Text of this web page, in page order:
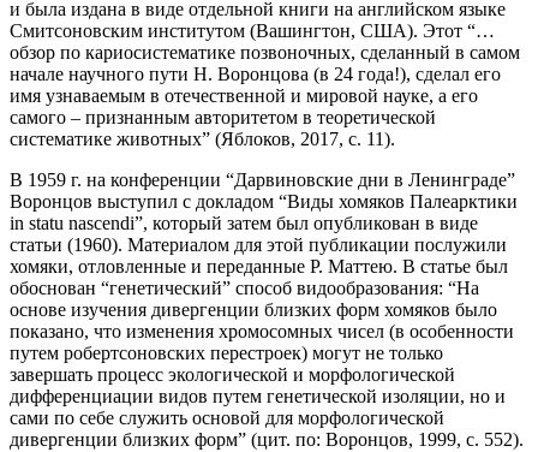
и была издана в виде отдельной книги на английском языке
Смитсоновским институтом (Вашингтон, США). Этот “…
обзор по кариосистематике позвоночных, сделанный в самом
начале научного пути Н. Воронцова (в 24 года!), сделал его
имя узнаваемым в отечественной и мировой науке, а его
самого – признанным авторитетом в теоретической
систематике животных” (Яблоков, 2017, с. 11).
В 1959 г. на конференции “Дарвиновские дни в Ленинграде”
Воронцов выступил с докладом “Виды хомяков Палеарктики
in statu nascendi”, который затем был опубликован в виде
статьи (1960). Материалом для этой публикации послужили
хомяки, отловленные и переданные Р. Маттею. В статье был
обоснован “генетический” способ видообразования: “На
основе изучения дивергенции близких форм хомяков было
показано, что изменения хромосомных чисел (в особенности
путем робертсоновских перестроек) могут не только
завершать процесс экологической и морфологической
дифференциации видов путем генетической изоляции, но и
сами по себе служить основой для морфологической
дивергенции близких форм” (цит. по: Воронцов, 1999, с. 552).